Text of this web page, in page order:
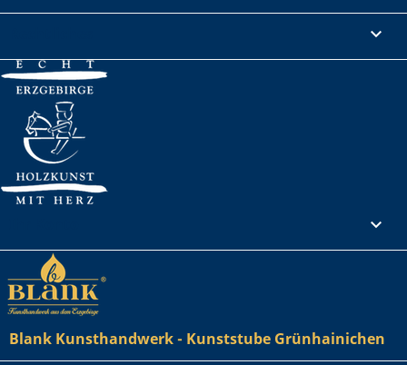


Blank Kunsthandwerk - Kunststube Grünhainichen